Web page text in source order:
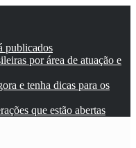
publicados
por área de atuação e
e tenha dicas para os
que estão abertas